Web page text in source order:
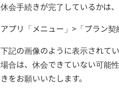
休会手続きが完了しているかは
アプリ「メニュー」>「プラン契
下記の画像のように表示されて
場合は、休会できていない可能
きをお願いいたします。